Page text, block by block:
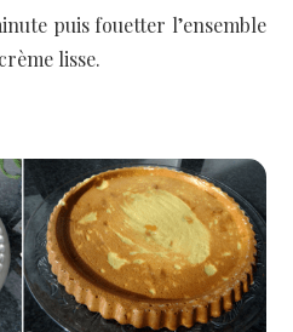
puis fouetter l’ensemble
lisse.